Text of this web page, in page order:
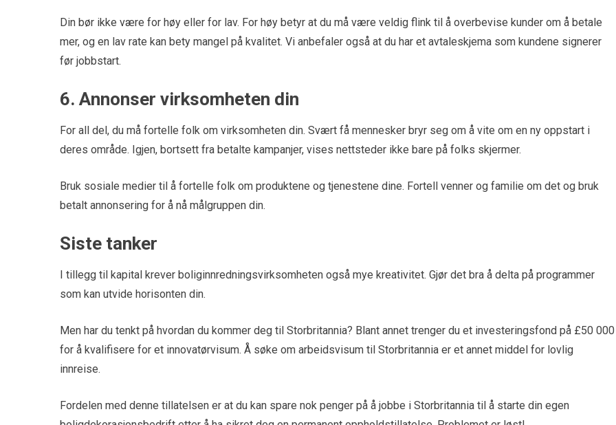
Din bør ikke være for høy eller for lav. For høy betyr at du må være veldig flink til å overbevise kunder om å betale
mer, og en lav rate kan bety mangel på kvalitet. Vi anbefaler også at du har et avtaleskjema som kundene signerer
før jobbstart.
6. Annonser virksomheten din
For all del, du må fortelle folk om virksomheten din. Svært få mennesker bryr seg om å vite om en ny oppstart i
deres område. Igjen, bortsett fra betalte kampanjer, vises nettsteder ikke bare på folks skjermer.
Bruk sosiale medier til å fortelle folk om produktene og tjenestene dine. Fortell venner og familie om det og bruk
betalt annonsering for å nå målgruppen din.
Siste tanker
I tillegg til kapital krever boliginnredningsvirksomheten også mye kreativitet. Gjør det bra å delta på programmer
som kan utvide horisonten din.
Men har du tenkt på hvordan du kommer deg til Storbritannia? Blant annet trenger du et investeringsfond på £50 000
for å kvalifisere for et innovatørvisum. Å søke om arbeidsvisum til Storbritannia er et annet middel for lovlig
innreise.
Fordelen med denne tillatelsen er at du kan spare nok penger på å jobbe i Storbritannia til å starte din egen